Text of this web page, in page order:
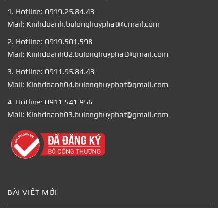
1. Hotline: 0919.25.84.48
Mail: Kinhdoanh.bulonghuyphat@gmail.com
2. Hotline: 0919.501.598
Mail: Kinhdoanh02.bulonghuyphat@gmail.com
3. Hotline: 0911.95.84.48
Mail: Kinhdoanh04.bulonghuyphat@gmail.com
4. Hotline: 0911.541.956
Mail: Kinhdoanh03.bulonghuyphat@gmail.com
BÀI VIẾT MỚI